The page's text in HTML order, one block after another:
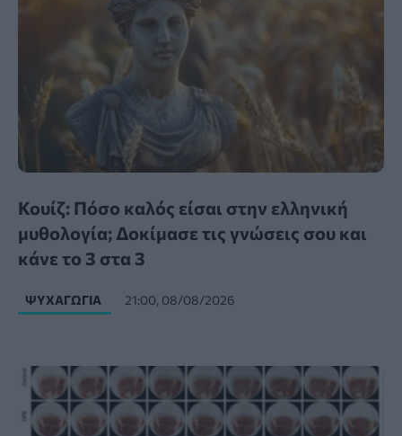
Κουίζ: Πόσο καλός είσαι στην ελληνική
μυθολογία; Δοκίμασε τις γνώσεις σου και
κάνε το 3 στα 3
ΨΥΧΑΓΩΓΊΑ 21:00, 08/08/2026